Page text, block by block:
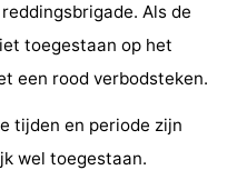
Als de
toegestaan op het
een rood verbodsteken.
tijden en periode zijn
wel toegestaan.